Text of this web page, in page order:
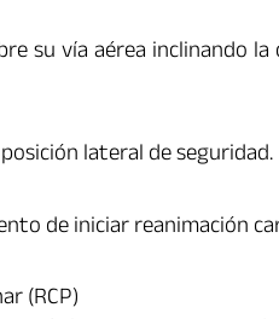
su vía aérea inclinando
lateral de seguridad.
de iniciar reanimación
(RCP)